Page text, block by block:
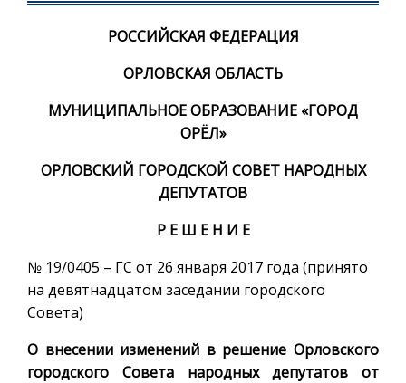
РОССИЙСКАЯ ФЕДЕРАЦИЯ
ОРЛОВСКАЯ ОБЛАСТЬ
МУНИЦИПАЛЬНОЕ ОБРАЗОВАНИЕ «ГОРОД
ОРЁЛ»
ОРЛОВСКИЙ ГОРОДСКОЙ СОВЕТ НАРОДНЫХ
ДЕПУТАТОВ
Р Е Ш Е Н И Е
№ 19/0405 – ГС от 26 января 2017 года (принято
на девятнадцатом заседании городского
Совета)
О внесении изменений в решение Орловского
городского Совета народных депутатов от